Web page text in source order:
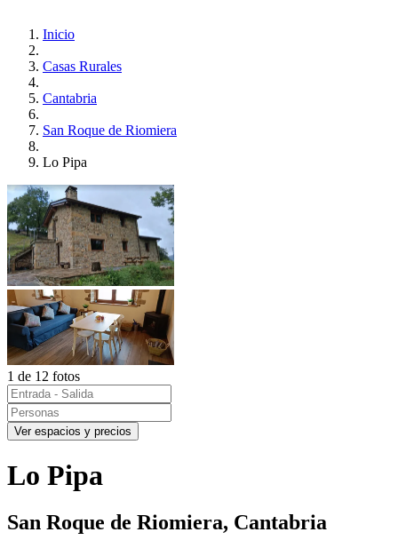
Inicio
Casas Rurales
Cantabria
San Roque de Riomiera
Lo Pipa
1 de 12 fotos
Ver espacios y precios
Lo Pipa
San Roque de Riomiera, Cantabria